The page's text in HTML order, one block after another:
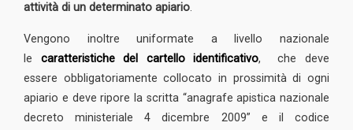
attività di un determinato apiario.
Vengono inoltre uniformate a livello nazionale
le caratteristiche del cartello identificativo, che deve
essere obbligatoriamente collocato in prossimità di ogni
apiario e deve ripore la scritta “anagrafe apistica nazionale
decreto ministeriale 4 dicembre 2009” e il codice